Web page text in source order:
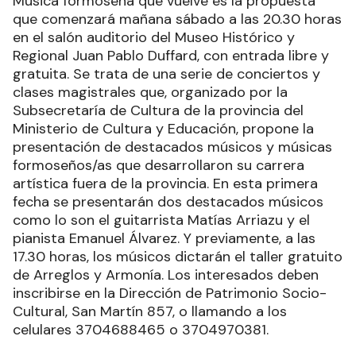
que comenzará mañana sábado a las 20.30 horas
en el salón auditorio del Museo Histórico y
Regional Juan Pablo Duffard, con entrada libre y
gratuita. Se trata de una serie de conciertos y
clases magistrales que, organizado por la
Subsecretaría de Cultura de la provincia del
Ministerio de Cultura y Educación, propone la
presentación de destacados músicos y músicas
formoseños/as que desarrollaron su carrera
artística fuera de la provincia. En esta primera
fecha se presentarán dos destacados músicos
como lo son el guitarrista Matías Arriazu y el
pianista Emanuel Álvarez. Y previamente, a las
17.30 horas, los músicos dictarán el taller gratuito
de Arreglos y Armonía. Los interesados deben
inscribirse en la Dirección de Patrimonio Socio-
Cultural, San Martín 857, o llamando a los
celulares 3704688465 o 3704970381.